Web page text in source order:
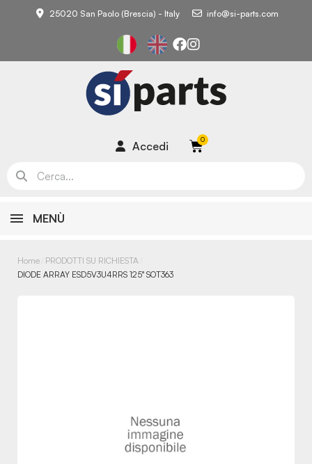
25020 San Paolo (Brescia) - Italy info@si-parts.com
Accedi
MENÙ
Home PRODOTTI SU RICHIESTA
DIODE ARRAY ESD5V3U4RRS 125° SOT363